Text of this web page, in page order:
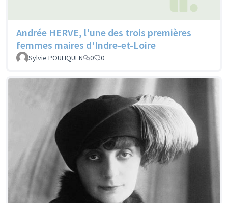
Andrée HERVE, l'une des trois premières
femmes maires d'Indre-et-Loire
Sylvie POULIQUEN 0 0